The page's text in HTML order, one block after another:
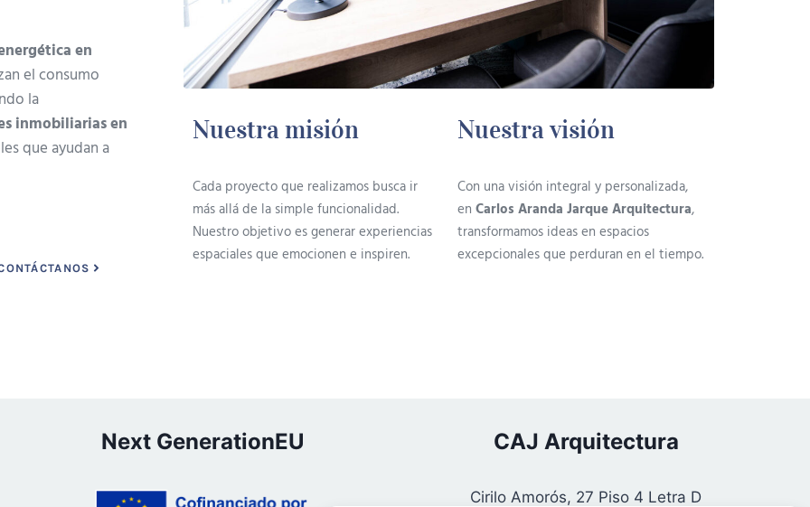
en
el consumo
la
inmobiliarias en
que ayudan a
Nuestra misión
Cada proyecto que realizamos busca ir
más allá de la simple funcionalidad.
Nuestro objetivo es generar experiencias
espaciales que emocionen e inspiren.
Nuestra visión
Con una visión integral y personalizada,
enCarlos Aranda Jarque Arquitectura,
transformamos ideas en espacios
excepcionales que perduran en el tiempo.
Next GenerationEU CAJ Arquitectura
Cirilo Amorós, 27 Piso 4 Letra D